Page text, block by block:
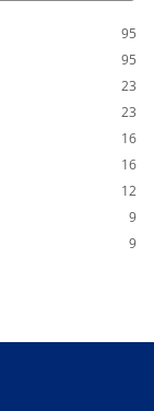
95
95
23
23
16
16
12
9
9